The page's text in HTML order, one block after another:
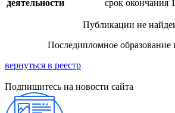
деятельности
срок окончания
Публикации не
Последипломное образование
вернуться в реестр
Подпишитесь на новости сайта